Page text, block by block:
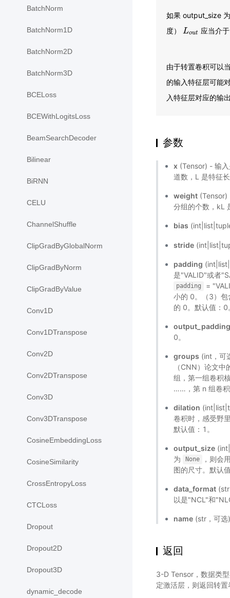
BatchNorm
BatchNorm1D
BatchNorm2D
BatchNorm3D
BCELoss
BCEWithLogitsLoss
BeamSearchDecoder
Bilinear
BiRNN
CELU
ChannelShuffle
ClipGradByGlobalNorm
ClipGradByNorm
ClipGradByValue
Conv1D
Conv1DTranspose
Conv2D
Conv2DTranspose
Conv3D
Conv3DTranspose
CosineEmbeddingLoss
CosineSimilarity
CrossEntropyLoss
CTCLoss
Dropout
Dropout2D
Dropout3D
dynamic_decode
如果 output_size
度） Lout
Lout 应当介
由于转置卷积可以
的输入特征层可能
入特征层对应的输
参数
x (Tensor) - 输
道数，L 是特征
weight
分组的个数，kL
bias
stride
padding
是"VALID"或者
padding
=
小的 0。（3）
的 0。默认值：0
0。
groups (int，可
（CNN）论文
组，第一组卷积
……，第 n 组卷积
dilation
卷积时，感受野
默认值：1。
output_size
为
None
，则会
图的尺寸。默认
data_format
以是"NCL"和
name (str，可
返回
3-D Tensor，数据类
定激活层，则返回转